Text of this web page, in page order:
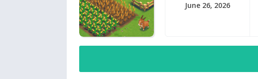
June 26, 2026